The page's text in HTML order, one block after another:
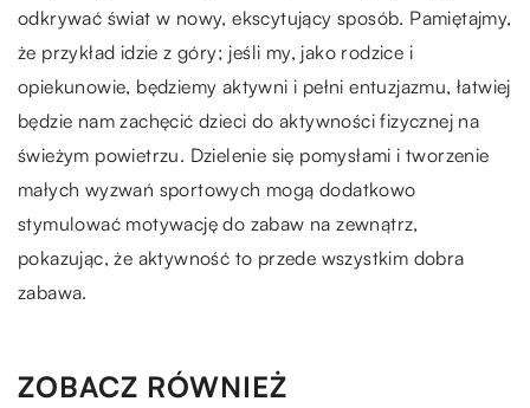
odkrywać świat w nowy, ekscytujący sposób. Pamiętajmy,
że przykład idzie z góry; jeśli my, jako rodzice i
opiekunowie, będziemy aktywni i pełni entuzjazmu, łatwiej
będzie nam zachęcić dzieci do aktywności fizycznej na
świeżym powietrzu. Dzielenie się pomysłami i tworzenie
małych wyzwań sportowych mogą dodatkowo
stymulować motywację do zabaw na zewnątrz,
pokazując, że aktywność to przede wszystkim dobra
zabawa.
ZOBACZ RÓWNIEŻ